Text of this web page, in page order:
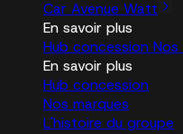
Car Avenue Watt
En savoir plus
Hub concession Nos
En savoir plus
Hub concession
Nos marques
L'histoire du groupe